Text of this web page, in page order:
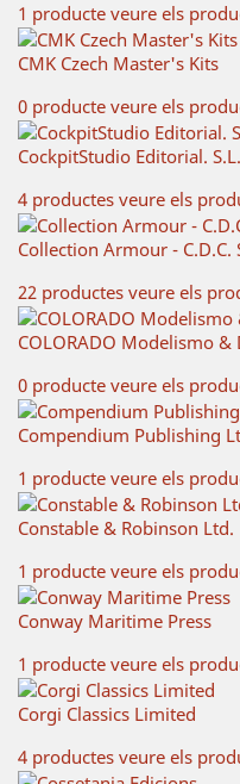
1 producte veure els
CMK Czech Master's Kits
0 producte veure els
CockpitStudio Editorial. S.L.
4 productes veure els
Collection Armour - C.D.C.
22 productes veure els
COLORADO Modelismo &
0 producte veure els
Compendium Publishing
1 producte veure els
Constable & Robinson Ltd.
1 producte veure els
Conway Maritime Press
1 producte veure els
Corgi Classics Limited
4 productes veure els